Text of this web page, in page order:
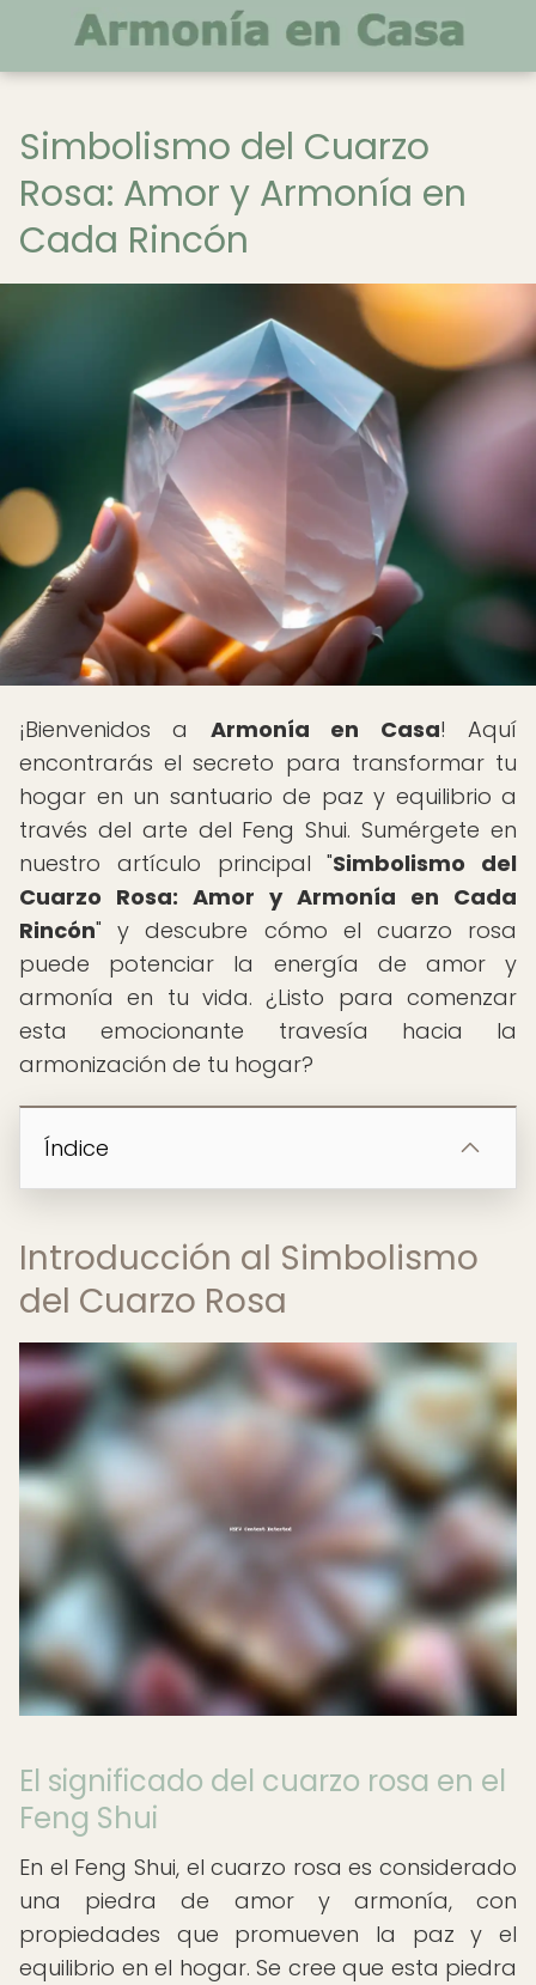
Simbolismo del Cuarzo
Rosa: Amor y Armonía en
Cada Rincón
¡Bienvenidos a Armonía en Casa! Aquí
encontrarás el secreto para transformar tu
hogar en un santuario de paz y equilibrio a
través del arte del Feng Shui. Sumérgete en
nuestro artículo principal "Simbolismo del
Cuarzo Rosa: Amor y Armonía en Cada
Rincón" y descubre cómo el cuarzo rosa
puede potenciar la energía de amor y
armonía en tu vida. ¿Listo para comenzar
esta emocionante travesía hacia la
armonización de tu hogar?
Índice
Introducción al Simbolismo
del Cuarzo Rosa
El significado del cuarzo rosa en el
Feng Shui
En el Feng Shui, el cuarzo rosa es considerado
una piedra de amor y armonía, con
propiedades que promueven la paz y el
equilibrio en el hogar. Se cree que esta piedra